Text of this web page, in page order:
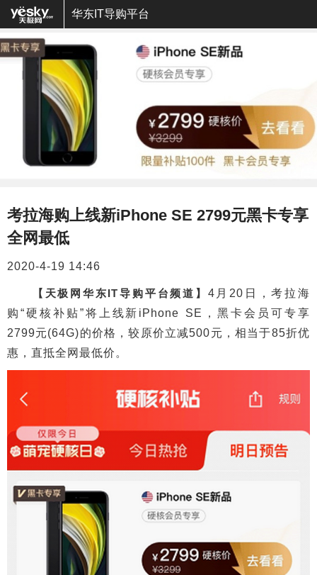
华东IT导购平台
考拉海购上线新iPhone SE 2799元黑卡专享
全网最低
2020-4-19 14:46
【天极网华东IT导购平台频道】 4月20日，考拉海
购“硬核补贴”将上线新iPhone SE，黑卡会员可专享
2799元(64G)的价格，较原价立减500元，相当于85折优
惠，直抵全网最低价。